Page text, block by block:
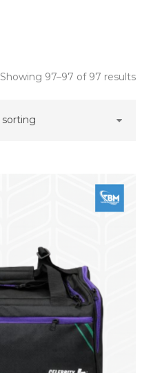
Showing 97–97 of 97 results